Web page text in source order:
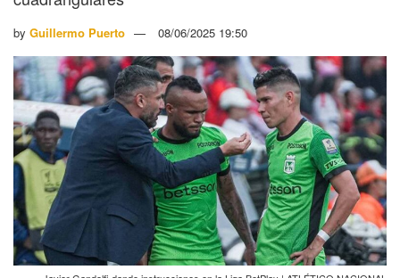
by Guillermo Puerto 08/06/2025 19:50